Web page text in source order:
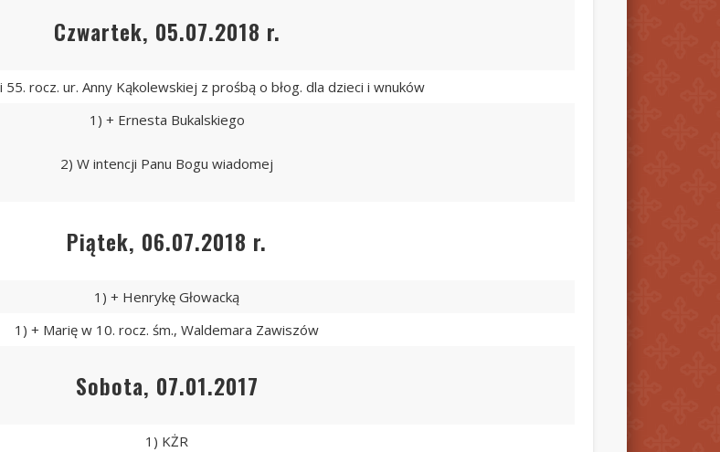
Czwartek, 05.07.2018 r.
55. rocz. ur. Anny Kąkolewskiej z prośbą o błog. dla dzieci i wnuków
1) + Ernesta Bukalskiego
2) W intencji Panu Bogu wiadomej
Piątek, 06.07.2018 r.
1) + Henrykę Głowacką
1) + Marię w 10. rocz. śm., Waldemara Zawiszów
Sobota, 07.01.2017
1) KŻR